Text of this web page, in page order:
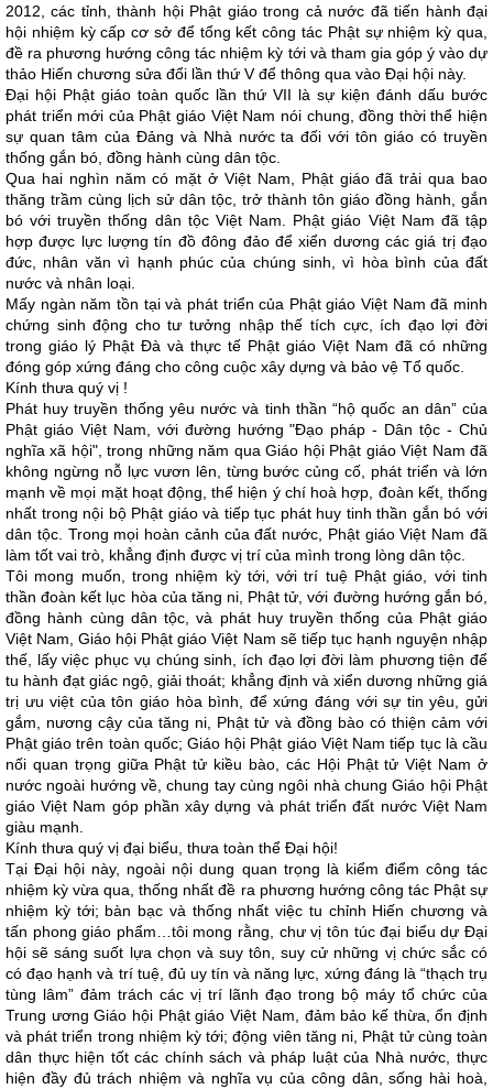
2012, các tỉnh, thành hội Phật giáo trong cả nước đã tiến hành đại
hội nhiệm kỳ cấp cơ sở để tổng kết công tác Phật sự nhiệm kỳ qua,
đề ra phương hướng công tác nhiệm kỳ tới và tham gia góp ý vào dự
thảo Hiến chương sửa đổi lần thứ V để thông qua vào Đại hội này.
Đại hội Phật giáo toàn quốc lần thứ VII là sự kiện đánh dấu bước
phát triển mới của Phật giáo Việt Nam nói chung, đồng thời thể hiện
sự quan tâm của Đảng và Nhà nước ta đối với tôn giáo có truyền
thống gắn bó, đồng hành cùng dân tộc.
Qua hai nghìn năm có mặt ở Việt Nam, Phật giáo đã trải qua bao
thăng trầm cùng lịch sử dân tộc, trở thành tôn giáo đồng hành, gắn
bó với truyền thống dân tộc Việt Nam. Phật giáo Việt Nam đã tập
hợp được lực lượng tín đồ đông đảo để xiển dương các giá trị đạo
đức, nhân văn vì hạnh phúc của chúng sinh, vì hòa bình của đất
nước và nhân loại.
Mấy ngàn năm tồn tại và phát triển của Phật giáo Việt Nam đã minh
chứng sinh động cho tư tưởng nhập thế tích cực, ích đạo lợi đời
trong giáo lý Phật Đà và thực tế Phật giáo Việt Nam đã có những
đóng góp xứng đáng cho công cuộc xây dựng và bảo vệ Tổ quốc.
Kính thưa quý vị !
Phát huy truyền thống yêu nước và tinh thần “hộ quốc an dân” của
Phật giáo Việt Nam, với đường hướng "Đạo pháp - Dân tộc - Chủ
nghĩa xã hội", trong những năm qua Giáo hội Phật giáo Việt Nam đã
không ngừng nỗ lực vươn lên, từng bước củng cố, phát triển và lớn
mạnh về mọi mặt hoạt động, thể hiện ý chí hoà hợp, đoàn kết, thống
nhất trong nội bộ Phật giáo và tiếp tục phát huy tinh thần gắn bó với
dân tộc. Trong mọi hoàn cảnh của đất nước, Phật giáo Việt Nam đã
làm tốt vai trò, khẳng định được vị trí của mình trong lòng dân tộc.
Tôi mong muốn, trong nhiệm kỳ tới, với trí tuệ Phật giáo, với tinh
thần đoàn kết lục hòa của tăng ni, Phật tử, với đường hướng gắn bó,
đồng hành cùng dân tộc, và phát huy truyền thống của Phật giáo
Việt Nam, Giáo hội Phật giáo Việt Nam sẽ tiếp tục hạnh nguyện nhập
thế, lấy việc phục vụ chúng sinh, ích đạo lợi đời làm phương tiện để
tu hành đạt giác ngộ, giải thoát; khẳng định và xiển dương những giá
trị ưu việt của tôn giáo hòa bình, để xứng đáng với sự tin yêu, gửi
gắm, nương cậy của tăng ni, Phật tử và đồng bào có thiện cảm với
Phật giáo trên toàn quốc; Giáo hội Phật giáo Việt Nam tiếp tục là cầu
nối quan trọng giữa Phật tử kiều bào, các Hội Phật tử Việt Nam ở
nước ngoài hướng về, chung tay cùng ngôi nhà chung Giáo hội Phật
giáo Việt Nam góp phần xây dựng và phát triển đất nước Việt Nam
giàu mạnh.
Kính thưa quý vị đại biểu, thưa toàn thể Đại hội!
Tại Đại hội này, ngoài nội dung quan trọng là kiểm điểm công tác
nhiệm kỳ vừa qua, thống nhất đề ra phương hướng công tác Phật sự
nhiệm kỳ tới; bàn bạc và thống nhất việc tu chỉnh Hiến chương và
tấn phong giáo phẩm…tôi mong rằng, chư vị tôn túc đại biểu dự Đại
hội sẽ sáng suốt lựa chọn và suy tôn, suy cử những vị chức sắc có
có đạo hạnh và trí tuệ, đủ uy tín và năng lực, xứng đáng là “thạch trụ
tùng lâm” đảm trách các vị trí lãnh đạo trong bộ máy tổ chức của
Trung ương Giáo hội Phật giáo Việt Nam, đảm bảo kế thừa, ổn định
và phát triển trong nhiệm kỳ tới; động viên tăng ni, Phật tử cùng toàn
dân thực hiện tốt các chính sách và pháp luật của Nhà nước, thực
hiện đầy đủ trách nhiệm và nghĩa vụ của công dân, sống hài hoà,